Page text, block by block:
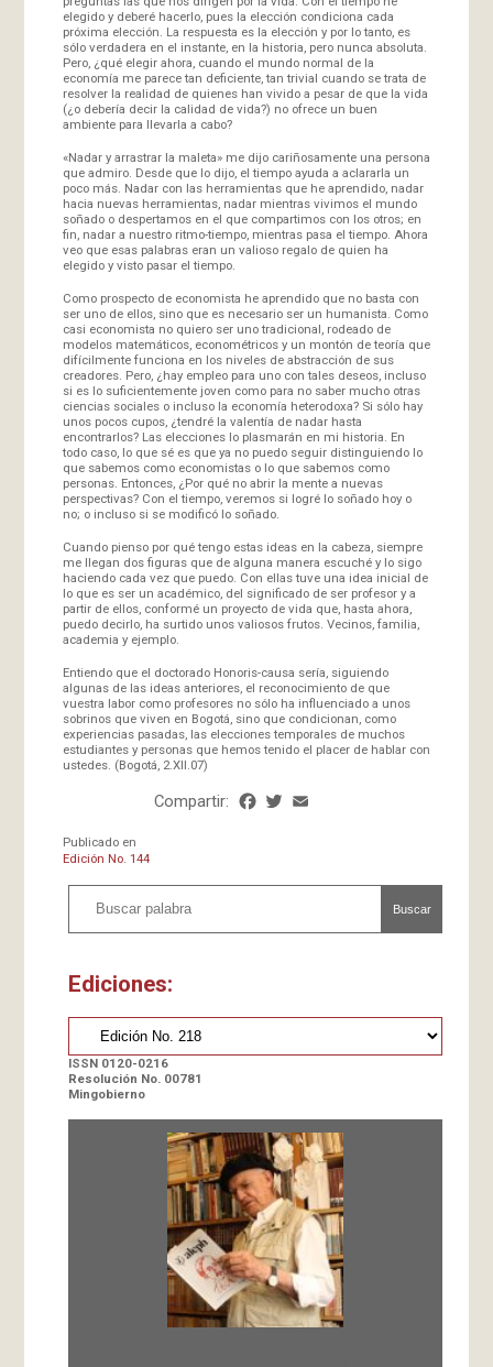
elegido y deberé hacerlo, pues la elección condiciona cada
próxima elección. La respuesta es la elección y por lo tanto, es
sólo verdadera en el instante, en la historia, pero nunca absoluta.
Pero, ¿qué elegir ahora, cuando el mundo normal de la
economía me parece tan deficiente, tan trivial cuando se trata de
resolver la realidad de quienes han vivido a pesar de que la vida
(¿o debería decir la calidad de vida?) no ofrece un buen
ambiente para llevarla a cabo?
«Nadar y arrastrar la maleta» me dijo cariñosamente una persona
que admiro. Desde que lo dijo, el tiempo ayuda a aclararla un
poco más. Nadar con las herramientas que he aprendido, nadar
hacia nuevas herramientas, nadar mientras vivimos el mundo
soñado o despertamos en el que compartimos con los otros; en
fin, nadar a nuestro ritmo-tiempo, mientras pasa el tiempo. Ahora
veo que esas palabras eran un valioso regalo de quien ha
elegido y visto pasar el tiempo.
Como prospecto de economista he aprendido que no basta con
ser uno de ellos, sino que es necesario ser un humanista. Como
casi economista no quiero ser uno tradicional, rodeado de
modelos matemáticos, econométricos y un montón de teoría que
difícilmente funciona en los niveles de abstracción de sus
creadores. Pero, ¿hay empleo para uno con tales deseos, incluso
si es lo suficientemente joven como para no saber mucho otras
ciencias sociales o incluso la economía heterodoxa? Si sólo hay
unos pocos cupos, ¿tendré la valentía de nadar hasta
encontrarlos? Las elecciones lo plasmarán en mi historia. En
todo caso, lo que sé es que ya no puedo seguir distinguiendo lo
que sabemos como economistas o lo que sabemos como
personas. Entonces, ¿Por qué no abrir la mente a nuevas
perspectivas? Con el tiempo, veremos si logré lo soñado hoy o
no; o incluso si se modificó lo soñado.
Cuando pienso por qué tengo estas ideas en la cabeza, siempre
me llegan dos figuras que de alguna manera escuché y lo sigo
haciendo cada vez que puedo. Con ellas tuve una idea inicial de
lo que es ser un académico, del significado de ser profesor y a
partir de ellos, conformé un proyecto de vida que, hasta ahora,
puedo decirlo, ha surtido unos valiosos frutos. Vecinos, familia,
academia y ejemplo.
Entiendo que el doctorado Honoris-causa sería, siguiendo
algunas de las ideas anteriores, el reconocimiento de que
vuestra labor como profesores no sólo ha influenciado a unos
sobrinos que viven en Bogotá, sino que condicionan, como
experiencias pasadas, las elecciones temporales de muchos
estudiantes y personas que hemos tenido el placer de hablar con
ustedes. (Bogotá, 2.XII.07)
Compartir: Facebook
Twitter
Publicado en
Edición No. 144
Buscar
Ediciones:
ISSN 0120-0216
Resolución No. 00781
Mingobierno